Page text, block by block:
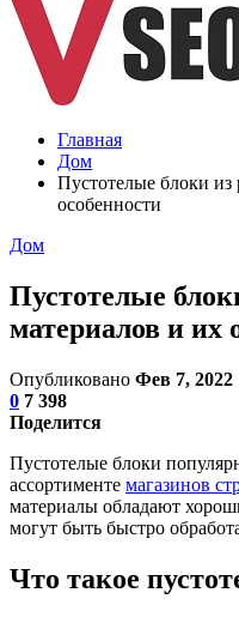
Главная
Дом
Пустотелые блоки
особенности
Дом
Пустотелые
материалов и их
Опубликовано Фев 7, 2022
0 7 398
Поделится
Пустотелые блоки
ассортименте магазинов
материалы обладают
могут быть быстро
Что такое